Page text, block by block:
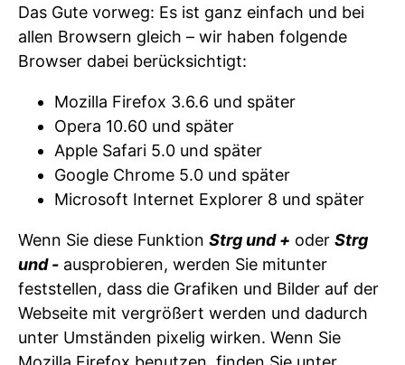
Das Gute vorweg: Es ist ganz einfach und bei
allen Browsern gleich – wir haben folgende
Browser dabei berücksichtigt:
Mozilla Firefox 3.6.6 und später
Opera 10.60 und später
Apple Safari 5.0 und später
Google Chrome 5.0 und später
Microsoft Internet Explorer 8 und später
Wenn Sie diese Funktion Strg und + oder Strg
und - ausprobieren, werden Sie mitunter
feststellen, dass die Grafiken und Bilder auf der
Webseite mit vergrößert werden und dadurch
unter Umständen pixelig wirken. Wenn Sie